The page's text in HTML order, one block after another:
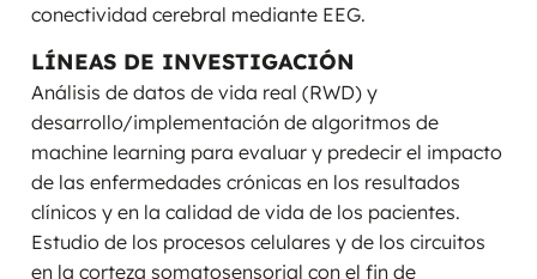
conectividad cerebral mediante EEG.
LÍNEAS DE INVESTIGACIÓN
Análisis de datos de vida real (RWD) y
desarrollo/implementación de algoritmos de
machine learning para evaluar y predecir el impacto
de las enfermedades crónicas en los resultados
clínicos y en la calidad de vida de los pacientes.
Estudio de los procesos celulares y de los circuitos
en la corteza somatosensorial con el fin de